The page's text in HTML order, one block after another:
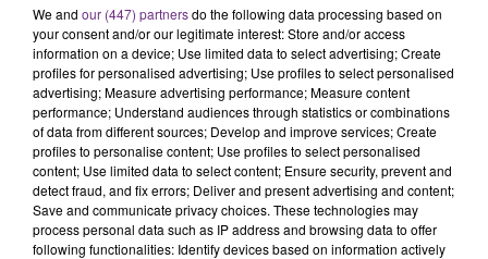
Il n'y aura pas de cérémonies religieuses avant le 2 juin.
FIL D'ACTUS
We and our (447) partnersdo the following data processing based on
your consent and/or our legitimate interest: Store and/or access
information on a device; Use limited data to select advertising; Create
profiles for personalised advertising; Use profiles to select personalised
advertising; Measure advertising performance; Measure content
performance; Understand audiences through statistics or combinations
of data from different sources; Develop and improve services; Create
profiles to personalise content; Use profiles to select personalised
content; Use limited data to select content; Ensure security, prevent and
detect fraud, and fix errors; Deliver and present advertising and content;
Save and communicate privacy choices. These technologies may
process personal data such as IP address and browsing data to offer
following functionalities: Identify devices based on information actively